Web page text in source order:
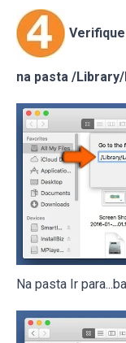
na pasta /
Na pasta Ir